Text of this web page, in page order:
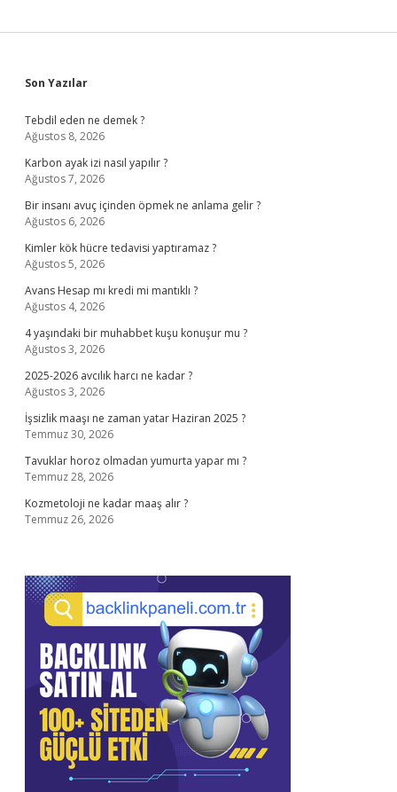
Sidebar
Son Yazılar
Tebdil eden ne demek ?
Ağustos 8, 2026
Karbon ayak izi nasıl yapılır ?
Ağustos 7, 2026
Bir insanı avuç içinden öpmek ne anlama gelir ?
Ağustos 6, 2026
Kimler kök hücre tedavisi yaptıramaz ?
Ağustos 5, 2026
Avans Hesap mı kredi mi mantıklı ?
Ağustos 4, 2026
4 yaşındaki bir muhabbet kuşu konuşur mu ?
Ağustos 3, 2026
2025-2026 avcılık harcı ne kadar ?
Ağustos 3, 2026
İşsizlik maaşı ne zaman yatar Haziran 2025 ?
Temmuz 30, 2026
Tavuklar horoz olmadan yumurta yapar mı ?
Temmuz 28, 2026
Kozmetoloji ne kadar maaş alır ?
Temmuz 26, 2026